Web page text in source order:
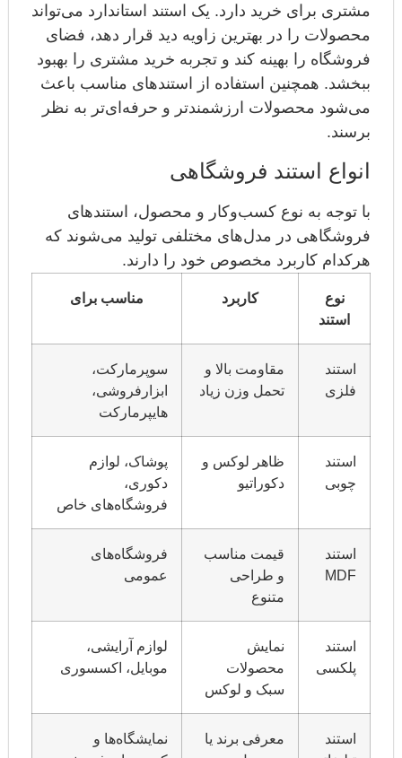
مشتری برای خرید دارد. یک استند استاندارد می‌تواند
محصولات را در بهترین زاویه دید قرار دهد، فضای
فروشگاه را بهینه کند و تجربه خرید مشتری را بهبود
ببخشد. همچنین استفاده از استندهای مناسب باعث
می‌شود محصولات ارزشمندتر و حرفه‌ای‌تر به نظر
برسند.
انواع استند فروشگاهی
با توجه به نوع کسب‌وکار و محصول، استندهای
فروشگاهی در مدل‌های مختلفی تولید می‌شوند که
هرکدام کاربرد مخصوص خود را دارند.
نوع
استند
کاربرد مناسب برای
استند
فلزی
مقاومت بالا و
تحمل وزن زیاد
سوپرمارکت،
ابزارفروشی،
هایپرمارکت
استند
چوبی
ظاهر لوکس و
دکوراتیو
پوشاک، لوازم
دکوری،
فروشگاه‌های خاص
استند
MDF
قیمت مناسب
و طراحی
متنوع
فروشگاه‌های
عمومی
استند
پلکسی
نمایش
محصولات
سبک و لوکس
لوازم آرایشی،
موبایل، اکسسوری
استند
معرفی برند یا
نمایشگاه‌ها و